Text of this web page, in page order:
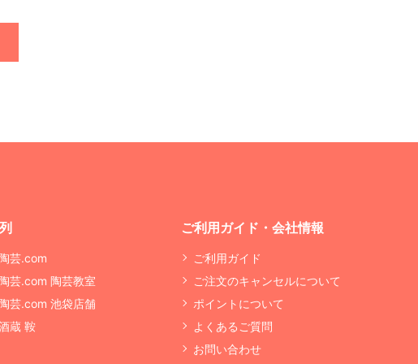
芸.com
芸.com 陶芸教室
芸.com 池袋店舗
蔵 鞍
ご利用ガイド・会社情報
ご利用ガイド
ご注文のキャンセルについて
ポイントについて
よくあるご質問
お問い合わせ